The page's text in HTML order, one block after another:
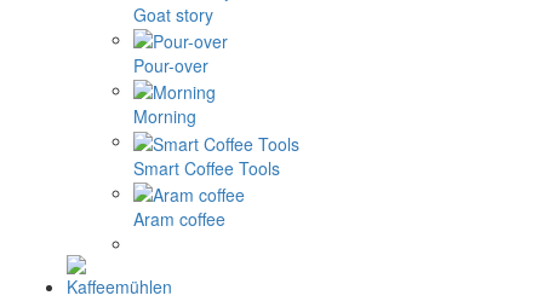
Goat story
Pour-over
Morning
Smart Coffee Tools
Aram coffee